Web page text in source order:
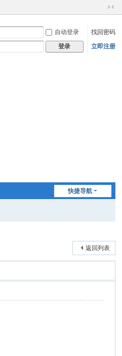
切
到
窄
自动登录
找回密码
登录 立即注册
快捷导航
返回列表